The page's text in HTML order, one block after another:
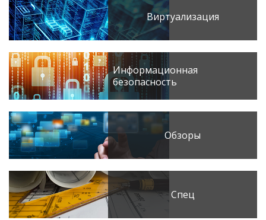
Виртуализация
Информационная
безопасность
Обзоры
Спец